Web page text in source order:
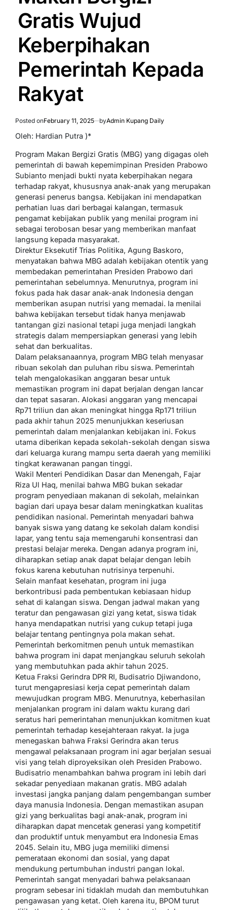
Gratis Wujud
Keberpihakan
Pemerintah Kepada
Rakyat
Posted onFebruary 11, 2025 byAdmin Kupang Daily
Oleh: Hardian Putra )*
Program Makan Bergizi Gratis (MBG) yang digagas oleh
pemerintah di bawah kepemimpinan Presiden Prabowo
Subianto menjadi bukti nyata keberpihakan negara
terhadap rakyat, khususnya anak-anak yang merupakan
generasi penerus bangsa. Kebijakan ini mendapatkan
perhatian luas dari berbagai kalangan, termasuk
pengamat kebijakan publik yang menilai program ini
sebagai terobosan besar yang memberikan manfaat
langsung kepada masyarakat.
Direktur Eksekutif Trias Politika, Agung Baskoro,
menyatakan bahwa MBG adalah kebijakan otentik yang
membedakan pemerintahan Presiden Prabowo dari
pemerintahan sebelumnya. Menurutnya, program ini
fokus pada hak dasar anak-anak Indonesia dengan
memberikan asupan nutrisi yang memadai. Ia menilai
bahwa kebijakan tersebut tidak hanya menjawab
tantangan gizi nasional tetapi juga menjadi langkah
strategis dalam mempersiapkan generasi yang lebih
sehat dan berkualitas.
Dalam pelaksanaannya, program MBG telah menyasar
ribuan sekolah dan puluhan ribu siswa. Pemerintah
telah mengalokasikan anggaran besar untuk
memastikan program ini dapat berjalan dengan lancar
dan tepat sasaran. Alokasi anggaran yang mencapai
Rp71 triliun dan akan meningkat hingga Rp171 triliun
pada akhir tahun 2025 menunjukkan keseriusan
pemerintah dalam menjalankan kebijakan ini. Fokus
utama diberikan kepada sekolah-sekolah dengan siswa
dari keluarga kurang mampu serta daerah yang memiliki
tingkat kerawanan pangan tinggi.
Wakil Menteri Pendidikan Dasar dan Menengah, Fajar
Riza Ul Haq, menilai bahwa MBG bukan sekadar
program penyediaan makanan di sekolah, melainkan
bagian dari upaya besar dalam meningkatkan kualitas
pendidikan nasional. Pemerintah menyadari bahwa
banyak siswa yang datang ke sekolah dalam kondisi
lapar, yang tentu saja memengaruhi konsentrasi dan
prestasi belajar mereka. Dengan adanya program ini,
diharapkan setiap anak dapat belajar dengan lebih
fokus karena kebutuhan nutrisinya terpenuhi.
Selain manfaat kesehatan, program ini juga
berkontribusi pada pembentukan kebiasaan hidup
sehat di kalangan siswa. Dengan jadwal makan yang
teratur dan pengawasan gizi yang ketat, siswa tidak
hanya mendapatkan nutrisi yang cukup tetapi juga
belajar tentang pentingnya pola makan sehat.
Pemerintah berkomitmen penuh untuk memastikan
bahwa program ini dapat menjangkau seluruh sekolah
yang membutuhkan pada akhir tahun 2025.
Ketua Fraksi Gerindra DPR RI, Budisatrio Djiwandono,
turut mengapresiasi kerja cepat pemerintah dalam
mewujudkan program MBG. Menurutnya, keberhasilan
menjalankan program ini dalam waktu kurang dari
seratus hari pemerintahan menunjukkan komitmen kuat
pemerintah terhadap kesejahteraan rakyat. Ia juga
menegaskan bahwa Fraksi Gerindra akan terus
mengawal pelaksanaan program ini agar berjalan sesuai
visi yang telah diproyeksikan oleh Presiden Prabowo.
Budisatrio menambahkan bahwa program ini lebih dari
sekadar penyediaan makanan gratis. MBG adalah
investasi jangka panjang dalam pengembangan sumber
daya manusia Indonesia. Dengan memastikan asupan
gizi yang berkualitas bagi anak-anak, program ini
diharapkan dapat mencetak generasi yang kompetitif
dan produktif untuk menyambut era Indonesia Emas
2045. Selain itu, MBG juga memiliki dimensi
pemerataan ekonomi dan sosial, yang dapat
mendukung pertumbuhan industri pangan lokal.
Pemerintah sangat menyadari bahwa pelaksanaan
program sebesar ini tidaklah mudah dan membutuhkan
pengawasan yang ketat. Oleh karena itu, BPOM turut